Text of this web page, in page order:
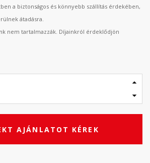
a biztonságos és könnyebb szállítás érdekében,
átadásra.
nem tartalmazzák. Díjainkról érdeklődjön
AJÁNLATOT KÉREK